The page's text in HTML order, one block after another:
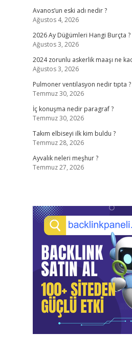
Avanos’un eski adı nedir ?
Ağustos 4, 2026
2026 Ay Düğümleri Hangi Burçta ?
Ağustos 3, 2026
2024 zorunlu askerlik maaşı ne
Ağustos 3, 2026
Pulmoner ventilasyon nedir tıpta ?
Temmuz 30, 2026
İç konuşma nedir paragraf ?
Temmuz 30, 2026
Takım elbiseyi ilk kim buldu ?
Temmuz 28, 2026
Ayvalık neleri meşhur ?
Temmuz 27, 2026